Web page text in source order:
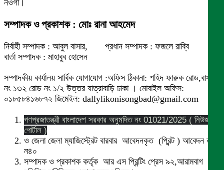
নওগাঁ।
সম্পাদক ও প্রকাশক : মোঃ রানা আহমেদ
নির্বাহী সম্পাদক : আবুল বাসার, প্রধান সম্পাদক : ফজলে রাব্বি
বার্তা সম্পাদক : মাহাবুব হোসেন
সম্পাদকীয় কার্যালয় সার্বিক যোগাযোগ :অফিস ঠিকানা: শহিদ ফারুক রোড,বাসা
নং ১৩২ রোড নং ১/২ উত্তর যাত্রাবাড়ি ঢাকা । মোবাইল অফিস:
০১৮৫৮৪১৬৮৭২ জিমেইল: dallylikonisongbad@gmail.com
গণপ্রজাতন্ত্রী বাংলাদেশ সরকার অনুমদিত নং 01021/2025 ( নিউজ
পোর্টাল )
ও জেলা জেলা ম্যাজিস্ট্রেট বারবার আবেদনকৃত (প্রিন্ট ) আবেদন নং
ন৪০
সম্পাদক ও প্রকাশক কর্তৃক আর এস প্রিন্টিং প্রেস ৯২,আরামবাগ